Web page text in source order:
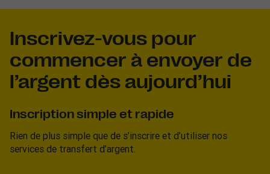
Inscrivez-vous pour
commencer à envoyer de
l’argent dès aujourd’hui
Inscription simple et rapide
Rien de plus simple que de s’inscrire et d’utiliser nos
services de transfert d’argent.